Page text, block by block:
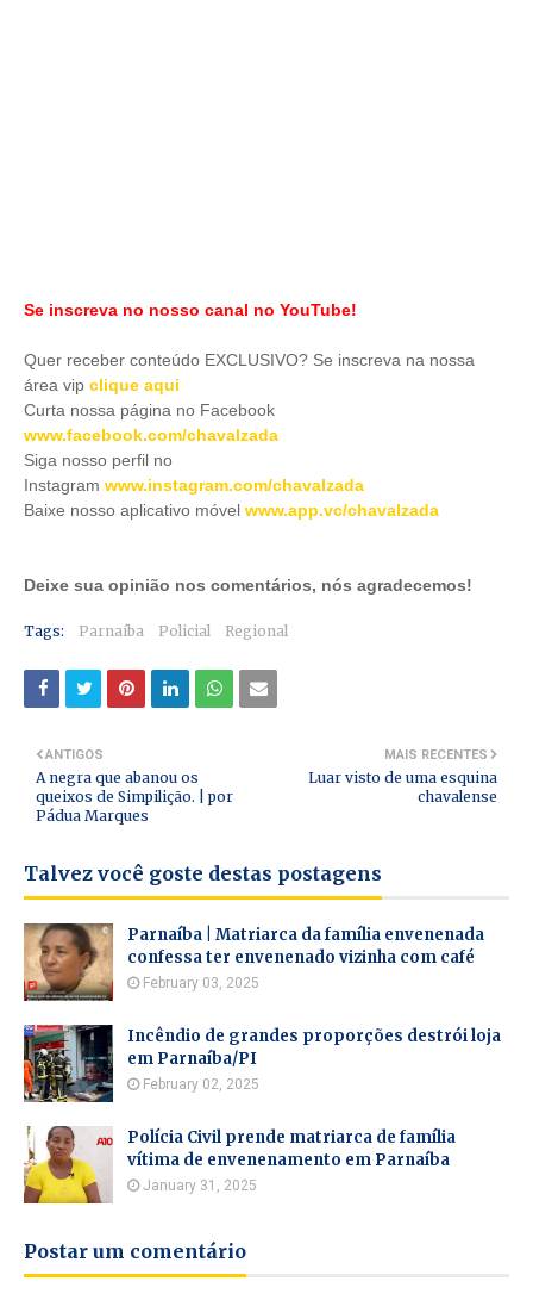
Se inscreva no nosso canal no YouTube!
Quer receber conteúdo EXCLUSIVO? Se inscreva na nossa
área vip clique aqui
Curta nossa página no Facebook
www.facebook.com/chavalzada
Siga nosso perfil no
Instagram www.instagram.com/chavalzada
Baixe nosso aplicativo móvel www.app.vc/chavalzada
Deixe sua opinião nos comentários, nós agradecemos!
Tags: Parnaíba Policial Regional
MAIS RECENTES
Luar visto de uma esquina
chavalense
ANTIGOS
A negra que abanou os
queixos de Simpilição. | por
Pádua Marques
Talvez você goste destas postagens
Parnaíba | Matriarca da família envenenada
confessa ter envenenado vizinha com café
February 03, 2025
Incêndio de grandes proporções destrói loja
em Parnaíba/PI
February 02, 2025
Polícia Civil prende matriarca de família
vítima de envenenamento em Parnaíba
January 31, 2025
Postar um comentário